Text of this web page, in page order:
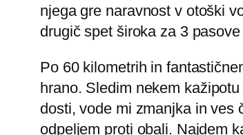
njega gre naravnost v otoški
drugič spet široka za 3
Po 60 kilometrih in
hrano. Sledim nekem
dosti, vode mi zmanjka in ves
odpeljem proti obali. Najdem